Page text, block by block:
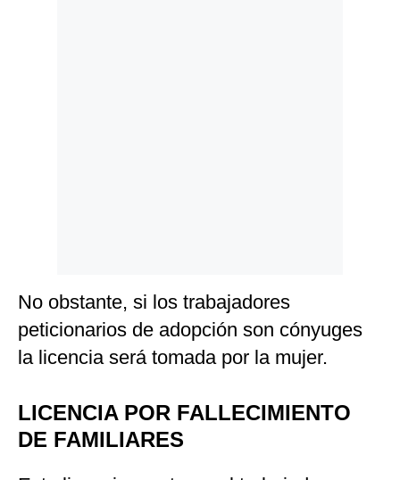
No obstante, si los trabajadores
peticionarios de adopción son cónyuges
la licencia será tomada por la mujer.
LICENCIA POR FALLECIMIENTO
DE FAMILIARES